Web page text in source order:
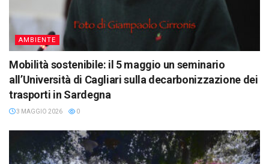
AMBIENTE
Mobilità sostenibile: il 5 maggio un seminario
all’Università di Cagliari sulla decarbonizzazione dei
trasporti in Sardegna
3 MAGGIO 2026 0